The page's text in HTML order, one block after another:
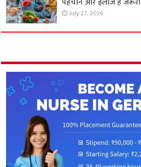
July 27, 2026